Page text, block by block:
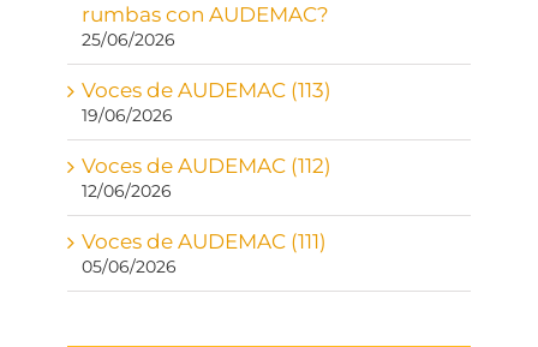
rumbas con AUDEMAC?
25/06/2026
Voces de AUDEMAC (113)
19/06/2026
Voces de AUDEMAC (112)
12/06/2026
Voces de AUDEMAC (111)
05/06/2026